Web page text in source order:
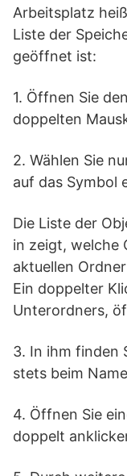
Arbeitsplatz
Liste der
geöffnet ist:
1. Öffnen Sie
doppelten
2. Wählen Sie
auf das Symbol
Die Liste der
in zeigt, welche
aktuellen
Ein doppelter
Unterordners,
3. In ihm finden
stets beim
4. Öffnen Sie
doppelt